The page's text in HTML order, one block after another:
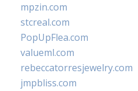
mpzin.com
stcreal.com
PopUpFlea.com
valueml.com
rebeccatorresjewelry.com
jmpbliss.com